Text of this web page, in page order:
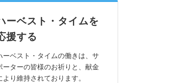
ーベスト・タイムを
援する
ーベスト・タイムの働きは、サ
ーターの皆様のお祈りと、献金
より維持されております。